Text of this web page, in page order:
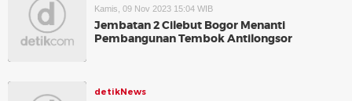
Kamis, 09 Nov 2023 15:04 WIB
Jembatan 2 Cilebut Bogor Menanti
Pembangunan Tembok Antilongsor
detikNews